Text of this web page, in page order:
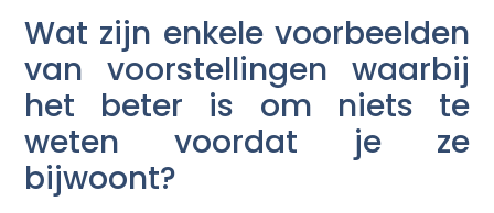
Wat zijn enkele voorbeelden
van voorstellingen waarbij
het beter is om niets te
weten voordat je ze
bijwoont?